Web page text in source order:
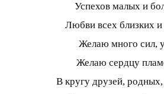
Успехов малых и
Любви всех близких
Желаю много сил,
Желаю сердцу
В кругу друзей,